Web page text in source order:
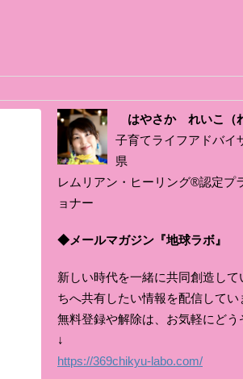
はやさか れいこ（
子育てライフアドバイ
県
レムリアン・ヒーリング®認定プ
ョナー
◆メールマガジン『地球ラボ』
新しい時代を一緒に共同創造して
ちへ共有したい情報を配信してい
無料登録や解除は、お気軽にどう
↓
https://369chikyu-labo.com/